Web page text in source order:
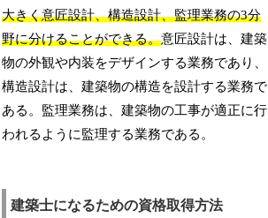
大きく意匠設計、構造設計、監理業務の3分
野に分けることができる。意匠設計は、建築
物の外観や内装をデザインする業務であり、
構造設計は、建築物の構造を設計する業務で
ある。監理業務は、建築物の工事が適正に行
われるように監理する業務である。
建築士になるための資格取得方法